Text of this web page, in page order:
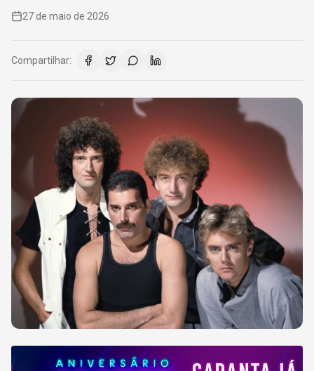
27 de maio de 2026
Compartilhar: